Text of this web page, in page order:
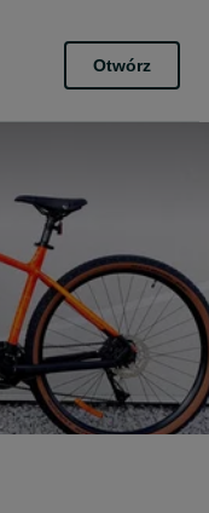
Otwórz